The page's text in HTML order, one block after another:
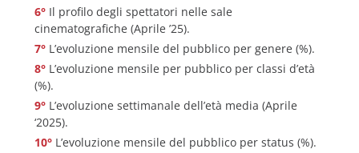
Il profilo degli spettatori nelle sale
cinematografiche (Aprile ’25).
L’evoluzione mensile del pubblico per genere (%).
L’evoluzione mensile per pubblico per classi d’età
(%).
L’evoluzione settimanale dell’età media (Aprile
‘2025).
L’evoluzione mensile del pubblico per status (%).